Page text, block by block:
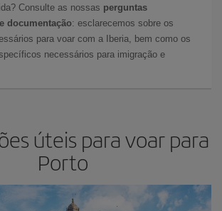
Consulte as nossas perguntas
documentação: esclarecemos sobre os
para voar com a Iberia, bem como os
necessários para imigração e
úteis para voar para
Porto